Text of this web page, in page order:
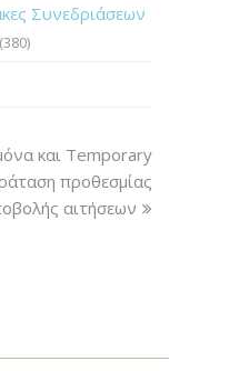
Συνεδριάσεων
(380)
και Temporary
προθεσμίας
αιτήσεων